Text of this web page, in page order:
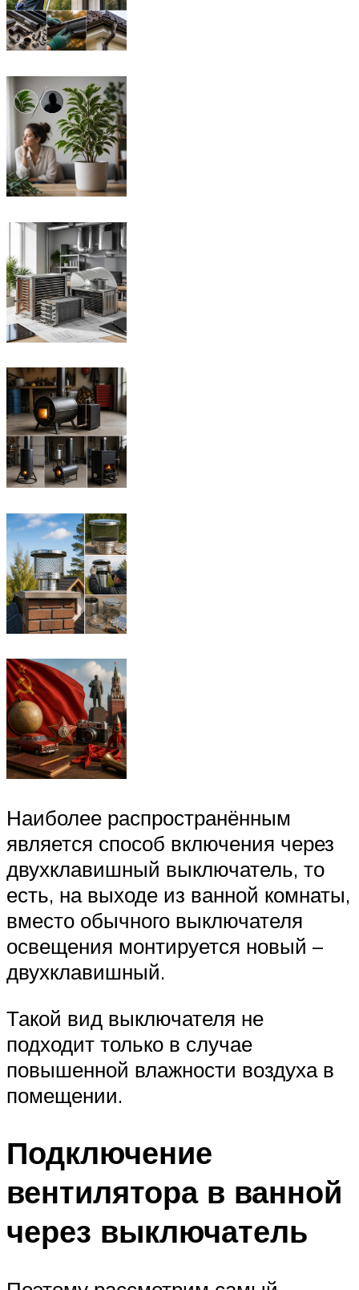
Наиболее распространённым
является способ включения через
двухклавишный выключатель, то
есть, на выходе из ванной комнаты,
вместо обычного выключателя
освещения монтируется новый –
двухклавишный.
Такой вид выключателя не
подходит только в случае
повышенной влажности воздуха в
помещении.
Подключение
вентилятора в ванной
через выключатель